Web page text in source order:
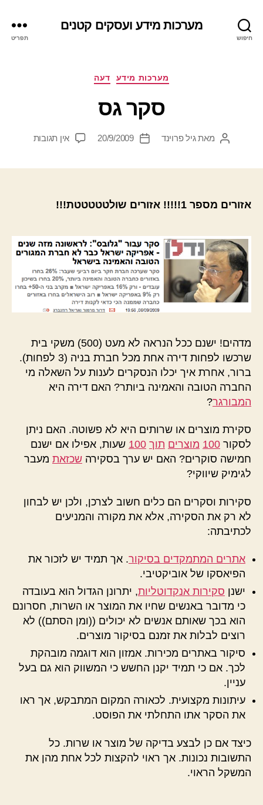
חיפוש
מערכות מידע ועסקים קטנים
תפריט
קטגוריותמערכות מידע דעה
סקר גס
המחבר
מאתגיל פרוינד
תאריך20/9/2009 אין תגובותעל
אזורים מספר 1!!!!! אזורים שולטטטטטת!!!
מדהים! ישנם ככל הנראה לא מעט (500) משקי בית
שרכשו לפחות דירה אחת מכל חברת בניה (3 לפחות).
ברור, אחרת איך יכלו הנסקרים לענות על השאלה מי
החברה הטובה והאמינה ביותר? האם דירה היא
המבורגר?
סקירת מוצרים או שרותים היא לא פשוטה. האם ניתן
לסקור 100 מוצרים תוך 100 שעות, אפילו אם ישנם
חמישה סוקרים? האם יש ערך בסקירה שכזאת מעבר
לגימיק שיווקי?
סקירות וסקרים הם כלים חשוב לצרכן, ולכן יש לבחון
לא רק את הסקירה, אלא את מקורה והמניעים
לכתיבתה:
אתרים המתמקדים בסיקור. אך תמיד יש לזכור את
הפיאסקו של אוביקטיבי.
ישנן סקירות אנקדוטליות, יתרונן הגדול הוא בעובדה
כי מדובר באנשים שחיו את המוצר או השרות, חסרונם
הוא בכך שאותם אנשים לא יכולים ((ומן הסתם)) לא
רוצים לבלות את זמנם בסיקור מוצרים.
סיקור באתרים מכירות. אמזון הוא דוגמה מובהקת
לכך. אם כי תמיד יקנן החשש כי המשווק הוא גם בעל
עניין.
עיתונות מקצועית. לכאורה המקום המתבקש, אך ראו
את הסקר אתו התחלתי את הפוסט.
כיצד אם כן לבצע בדיקה של מוצר או שרות. כל
התשובות נכונות. אך ראוי להקצות לכל אחת מהן את
המשקל הראוי.